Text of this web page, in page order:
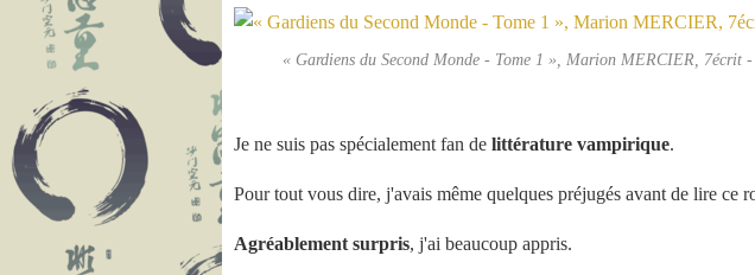
« Gardiens du Second Monde - Tome 1 », Marion MERCIER, 7écrit
Je ne suis pas spécialement fan de littérature vampirique.
Pour tout vous dire, j'avais même quelques préjugés avant de lire ce
Agréablement surpris, j'ai beaucoup appris.